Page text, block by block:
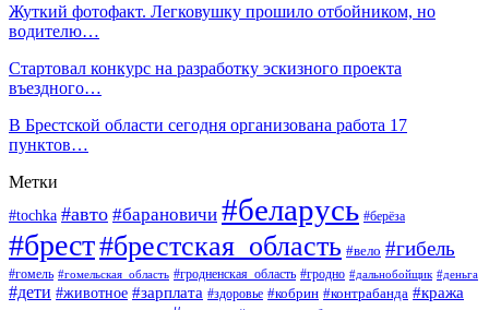
Жуткий фотофакт. Легковушку прошило отбойником, но
водителю…
Стартовал конкурс на разработку эскизного проекта
въездного…
В Брестской области сегодня организована работа 17
пунктов…
Метки
#tochka #авто #барановичи #беларусь #берёза
#брест#брестская_область #вело #гибель
#гомель #гомельская_область #гродненская_область #гродно #дальнобойщик #деньга
#дети #животное #зарплата #здоровье #кобрин #контрабанда #кража